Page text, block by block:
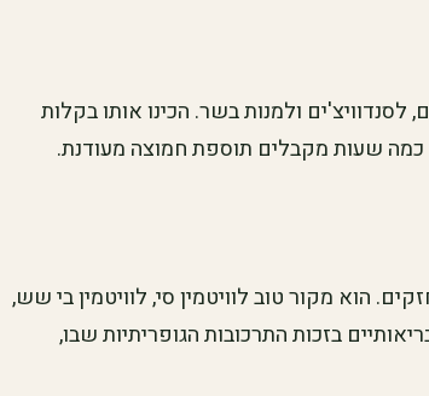
ולמנות בשר. הכינו אותו בקלות
כמה שעות מקבלים תוספת חמוצה מעודנת.
הוא מקור טוב לוויטמין סי, לוויטמין בי שש,
בזכות התרכובות הגופריתיות שבו,